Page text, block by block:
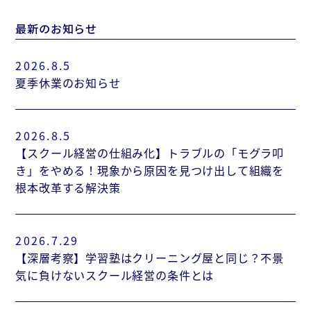
最新のお知らせ
2026.8.5
夏季休業のお知らせ
2026.8.5
【スクール経営の仕組み化】トラブルの「モグラ叩
き」をやめる！現象から原因を見つけ出して組織を
根本改革する解決策
2026.7.29
【深層考察】学習塾はクリーニング屋と同じ？不景
気に負けないスクール経営の条件とは